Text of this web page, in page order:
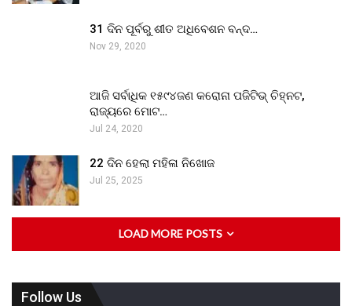
31 ଦିନ ପୂର୍ବରୁ ଶୀତ ଅଧିବେଶନ ବନ୍ଦ…
Nov 29, 2020
ଆଜି ସର୍ବାଧିକ ୧୫୯୪ଜଣ କରୋନା ପଜିଟିଭ୍ ଚିହ୍ନଟ,
ରାଜ୍ୟରେ ମୋଟ…
Jul 24, 2020
22 ଦିନ ହେଲା ମହିଳା ନିଖୋଜ
Jul 25, 2025
LOAD MORE POSTS
Follow Us